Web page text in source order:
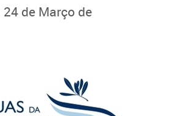
24 de Março de